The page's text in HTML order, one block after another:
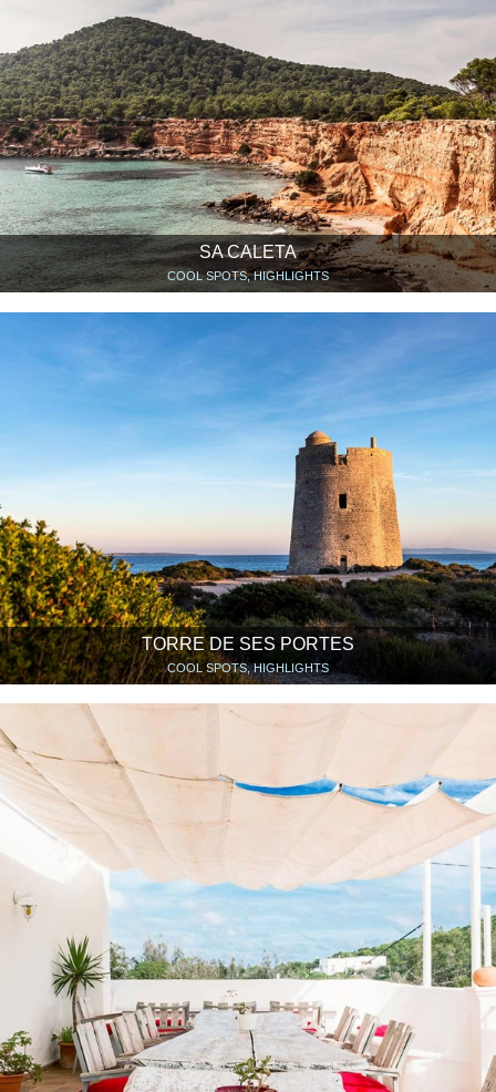
SA CALETA
COOL SPOTS, HIGHLIGHTS
TORRE DE SES PORTES
COOL SPOTS, HIGHLIGHTS